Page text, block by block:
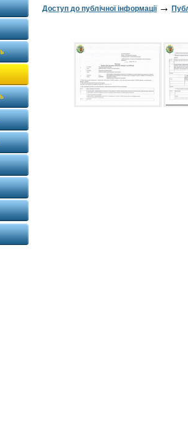
Доступ до публічної інформації →